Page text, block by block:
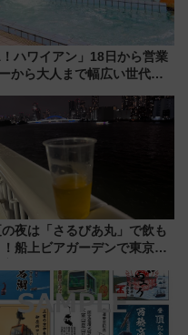
ハワイアン」18日から営業
から大人まで幅広い世代が
の夜は「さるびあ丸」で飲も
！船上ビアガーデンで東京湾
……工場直送生ビールや島グ
メが美味い